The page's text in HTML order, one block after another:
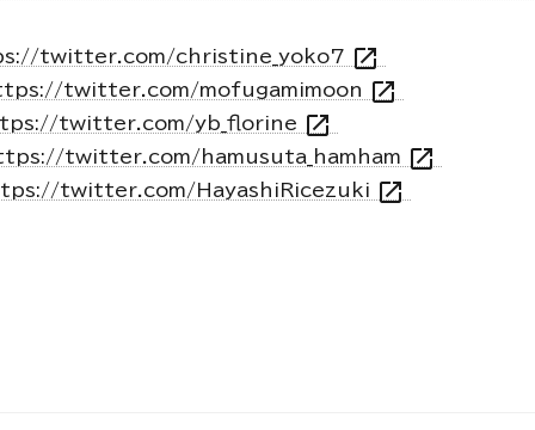
twitter.com/christine_yoko7 open_in_new
twitter.com/mofugamimoon open_in_new
twitter.com/yb_florine open_in_new
twitter.com/hamusuta_hamham open_in_new
twitter.com/HayashiRicezuki open_in_new